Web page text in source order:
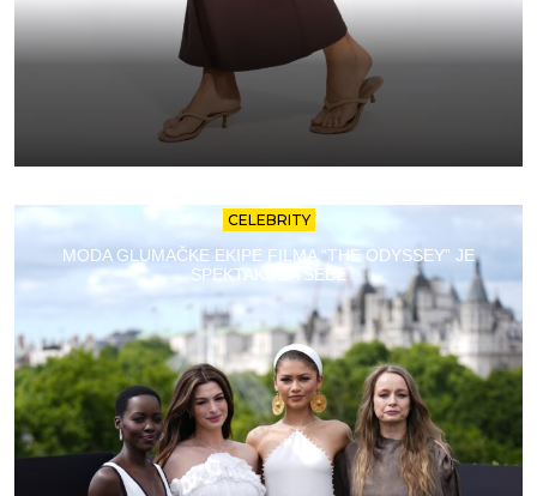
CELEBRITY
MODA GLUMAČKE EKIPE FILMA “THE ODYSSEY” JE
SPEKTAKL ZA SEBE